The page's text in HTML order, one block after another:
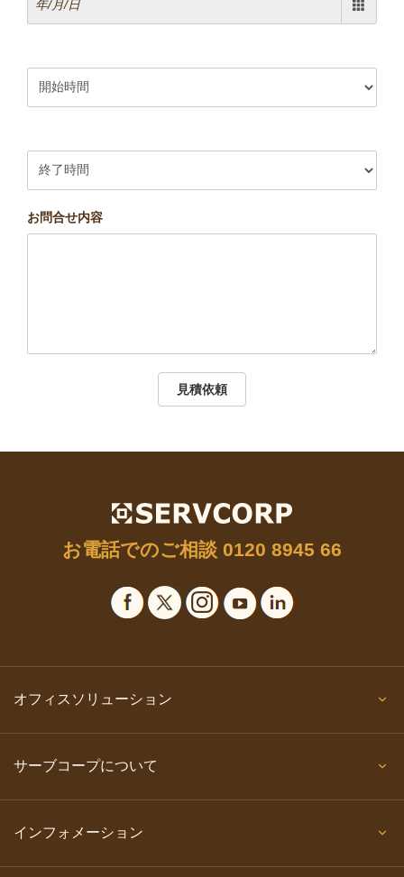
お問合せ内容
見積依頼
お電話でのご相談 0120 8945 66
オフィスソリューション
サーブコープについて
インフォメーション